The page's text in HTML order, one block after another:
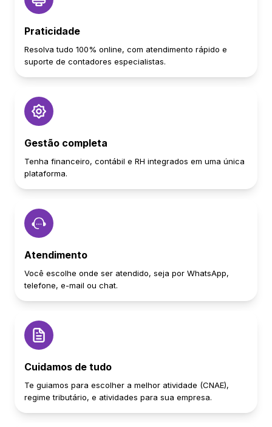
Praticidade
Resolva tudo 100% online, com atendimento rápido e
suporte de contadores especialistas.
Gestão completa
Tenha financeiro, contábil e RH integrados em uma única
plataforma.
Atendimento
Você escolhe onde ser atendido, seja por WhatsApp,
telefone, e-mail ou chat.
Cuidamos de tudo
Te guiamos para escolher a melhor atividade (CNAE),
regime tributário, e atividades para sua empresa.